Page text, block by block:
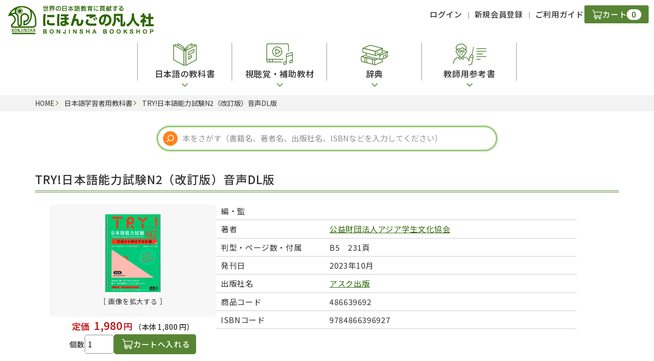
ログイン 新規会員登録 ご利用ガイド カート 0
日本語の教科書
留学生向け専門分野
子ども向け
文法
発音・聴解
作文
練習問題
日本語能力試験対策
日本留学試験対策
日本語学習関連副読本
定期刊行物
視聴覚・補助教材
カード・ゲーム・絵教材
絵本・子ども向け補助 図表
辞典
スペイン語辞典
中国語辞典
ドイツ語辞典
ポルトガル語辞典
ロシア語辞典
語学・文法辞典
表現・用字用語辞典 比較文化辞典
教師用参考書
語彙・意味
文章・談話・表現
表記
言語学
多言語社会・言語政策
言語の諸相
アカデミック・スキル
HOME 日本語学習者用教科書 TRY!日本語能力試験N2（改訂版）音声DL版
TRY!日本語能力試験N2（改訂版）音声DL版
［ 画像を拡大する ］
定価 1,980円
（本体 1,800 円）
個数
カートへ入れる
編・監
著者
公益財団法人アジア学生文化協会
判型・ページ数・付属
B5 231頁
発刊日
2023年10月
出版社名
アスク出版
商品コード
486639692
ISBNコード
9784866396927